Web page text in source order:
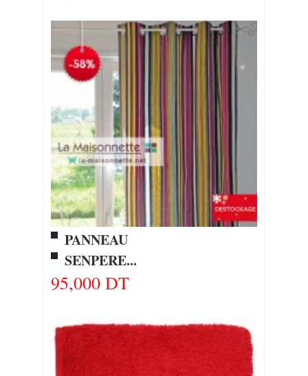
PANNEAU
SENPERE...
95,000 DT